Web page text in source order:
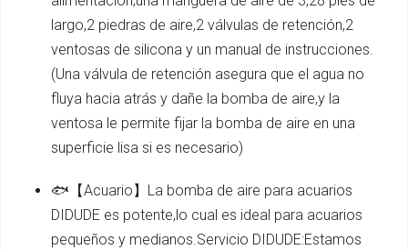
largo,2 piedras de aire,2 válvulas de retención,2
ventosas de silicona y un manual de instrucciones.
(Una válvula de retención asegura que el agua no
fluya hacia atrás y dañe la bomba de aire,y la
ventosa le permite fijar la bomba de aire en una
superficie lisa si es necesario)
🐟【Acuario】La bomba de aire para acuarios
DIDUDE es potente,lo cual es ideal para acuarios
pequeños y medianos.Servicio DIDUDE:Estamos